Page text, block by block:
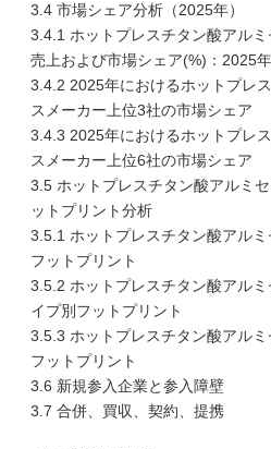
3.4 市場シェア分析（2025年）
3.4.1 ホットプレスチタン酸アル
売上および市場シェア(%)：2025年
3.4.2 2025年におけるホットプレ
スメーカー上位3社の市場シェア
3.4.3 2025年におけるホットプレ
スメーカー上位6社の市場シェア
3.5 ホットプレスチタン酸アルミ
ットプリント分析
3.5.1 ホットプレスチタン酸アル
フットプリント
3.5.2 ホットプレスチタン酸アル
イプ別フットプリント
3.5.3 ホットプレスチタン酸アル
フットプリント
3.6 新規参入企業と参入障壁
3.7 合併、買収、契約、提携